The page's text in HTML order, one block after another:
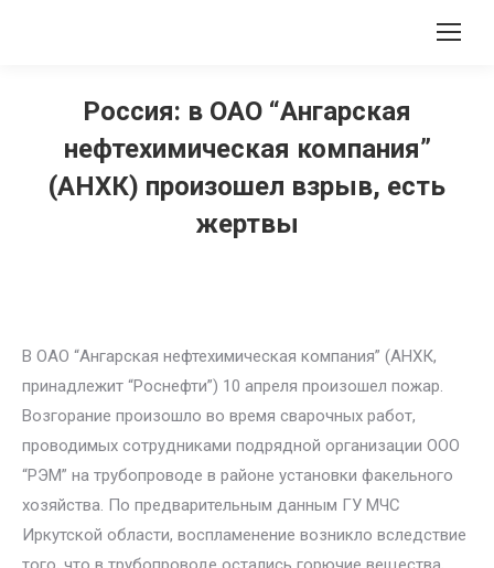
Россия: в ОАО “Ангарская
нефтехимическая компания”
(АНХК) произошел взрыв, есть
жертвы
В ОАО “Ангарская нефтехимическая компания” (АНХК,
принадлежит “Роснефти”) 10 апреля произошел пожар.
Возгорание произошло во время сварочных работ,
проводимых сотрудниками подрядной организации ООО
“РЭМ” на трубопроводе в районе установки факельного
хозяйства. По предварительным данным ГУ МЧС
Иркутской области, воспламенение возникло вследствие